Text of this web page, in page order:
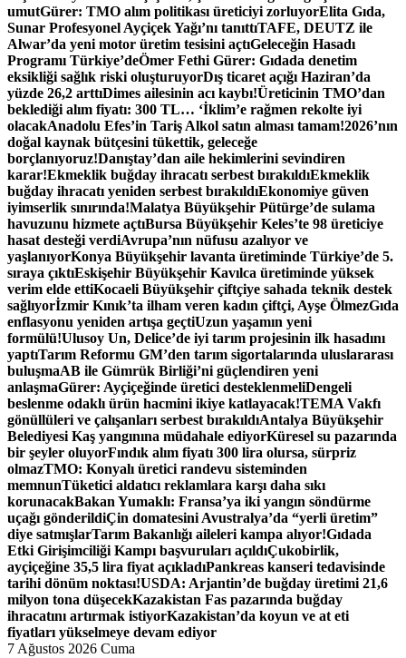
umutGürer: TMO alım politikası üreticiyi zorluyorElita Gıda,
Sunar Profesyonel Ayçiçek Yağı’nı tanıttıTAFE, DEUTZ ile
Alwar’da yeni motor üretim tesisini açtıGeleceğin Hasadı
Programı Türkiye’deÖmer Fethi Gürer: Gıdada denetim
eksikliği sağlık riski oluşturuyorDış ticaret açığı Haziran’da
yüzde 26,2 arttıDimes ailesinin acı kaybı!Üreticinin TMO’dan
beklediği alım fiyatı: 300 TL… ‘İklim’e rağmen rekolte iyi
olacakAnadolu Efes’in Tariş Alkol satın alması tamam!2026’nın
doğal kaynak bütçesini tükettik, geleceğe
borçlanıyoruz!Danıştay’dan aile hekimlerini sevindiren
karar!Ekmeklik buğday ihracatı serbest bırakıldıEkmeklik
buğday ihracatı yeniden serbest bırakıldıEkonomiye güven
iyimserlik sınırında!Malatya Büyükşehir Pütürge’de sulama
havuzunu hizmete açtıBursa Büyükşehir Keles’te 98 üreticiye
hasat desteği verdiAvrupa’nın nüfusu azalıyor ve
yaşlanıyorKonya Büyükşehir lavanta üretiminde Türkiye’de 5.
sıraya çıktıEskişehir Büyükşehir Kavılca üretiminde yüksek
verim elde ettiKocaeli Büyükşehir çiftçiye sahada teknik destek
sağlıyorİzmir Kınık’ta ilham veren kadın çiftçi, Ayşe ÖlmezGıda
enflasyonu yeniden artışa geçtiUzun yaşamın yeni
formülü!Ulusoy Un, Delice’de iyi tarım projesinin ilk hasadını
yaptıTarım Reformu GM’den tarım sigortalarında uluslararası
buluşmaAB ile Gümrük Birliği’ni güçlendiren yeni
anlaşmaGürer: Ayçiçeğinde üretici desteklenmeliDengeli
beslenme odaklı ürün hacmini ikiye katlayacak!TEMA Vakfı
gönüllüleri ve çalışanları serbest bırakıldıAntalya Büyükşehir
Belediyesi Kaş yangınına müdahale ediyorKüresel su pazarında
bir şeyler oluyorFındık alım fiyatı 300 lira olursa, sürpriz
olmazTMO: Konyalı üretici randevu sisteminden
memnunTüketici aldatıcı reklamlara karşı daha sıkı
korunacakBakan Yumaklı: Fransa’ya iki yangın söndürme
uçağı gönderildiÇin domatesini Avustralya’da “yerli üretim”
diye satmışlarTarım Bakanlığı aileleri kampa alıyor!Gıdada
Etki Girişimciliği Kampı başvuruları açıldıÇukobirlik,
ayçiçeğine 35,5 lira fiyat açıkladıPankreas kanseri tedavisinde
tarihi dönüm noktası!USDA: Arjantin’de buğday üretimi 21,6
milyon tona düşecekKazakistan Fas pazarında buğday
ihracatını artırmak istiyorKazakistan’da koyun ve at eti
fiyatları yükselmeye devam ediyor
7 Ağustos 2026 Cuma